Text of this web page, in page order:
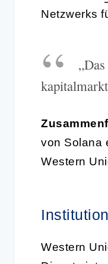
Netzwerks
von Solana
Western
Western